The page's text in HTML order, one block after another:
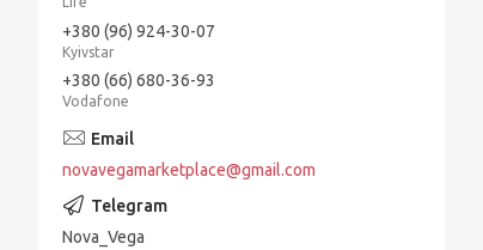
+380 (96) 924-30-07
Kyivstar
+380 (66) 680-36-93
Vodafone
novavegamarketplace@gmail.com
Nova_Vega